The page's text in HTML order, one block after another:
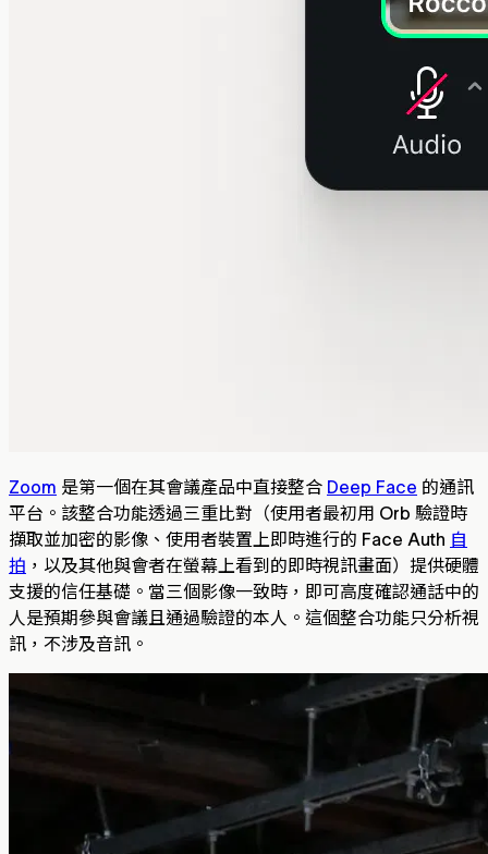
Zoom 是第一個在其會議產品中直接整合 Deep Face 的通訊
平台。該整合功能透過三重比對（使用者最初用 Orb 驗證時
擷取並加密的影像、使用者裝置上即時進行的 Face Auth 自
拍 ，以及其他與會者在螢幕上看到的即時視訊畫面）提供硬體
支援的信任基礎。當三個影像一致時，即可高度確認通話中的
人是預期參與會議且通過驗證的本人。這個整合功能只分析視
訊，不涉及音訊。